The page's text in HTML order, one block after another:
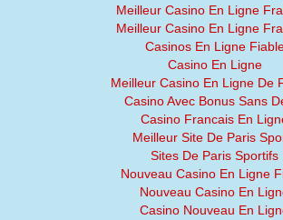
Meilleur Casino En Ligne
Meilleur Casino En Ligne
Casinos En Ligne
Casino En Ligne
Meilleur Casino En Ligne De
Casino Avec Bonus Sans
Casino Francais En
Meilleur Site De Paris
Sites De Paris Sportifs
Nouveau Casino En Ligne
Nouveau Casino En
Casino Nouveau En